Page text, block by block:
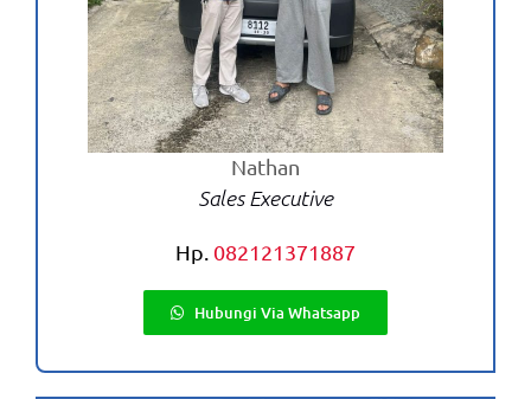
Nathan
Sales Executive
Hp. 082121371887
Hubungi Via Whatsapp